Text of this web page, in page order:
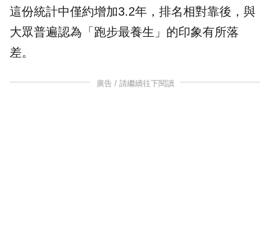
這份統計中僅約增加3.2年，排名相對靠後，與
大眾普遍認為「跑步最養生」的印象有所落
差。
廣告 / 請繼續往下閱讀